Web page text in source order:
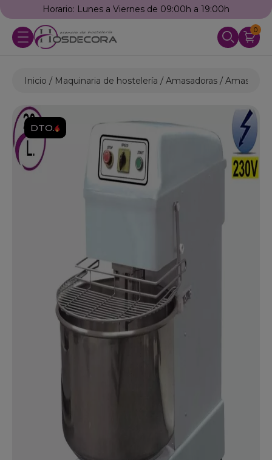
Horario: Lunes a Viernes de 09:00h a 19:00h
0
Inicio Maquinaria de hostelería Amasadoras
DTO.